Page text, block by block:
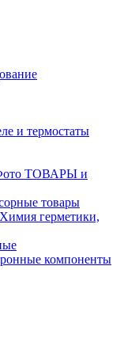
и термостаты
ТОВАРЫ и
товары
Химия герметики,
компоненты